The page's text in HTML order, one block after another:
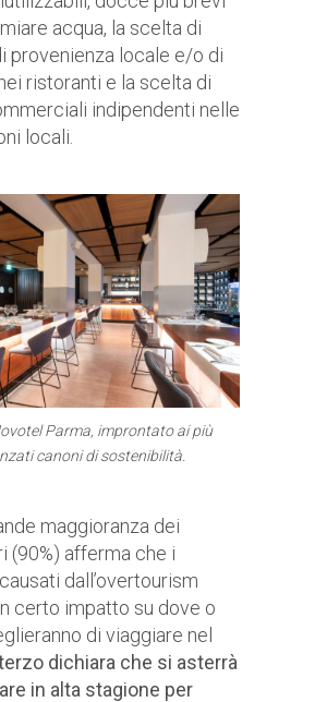
acqua, la scelta di
provenienza locale e/o di
ristoranti e la scelta di
indipendenti nelle
locali.
Parma, improntato ai più
canoni di sostenibilità.
maggioranza dei
(90%) afferma che i
dall’overtourism
certo impatto su dove o
di viaggiare nel
dichiara che si asterrà
in alta stagione per